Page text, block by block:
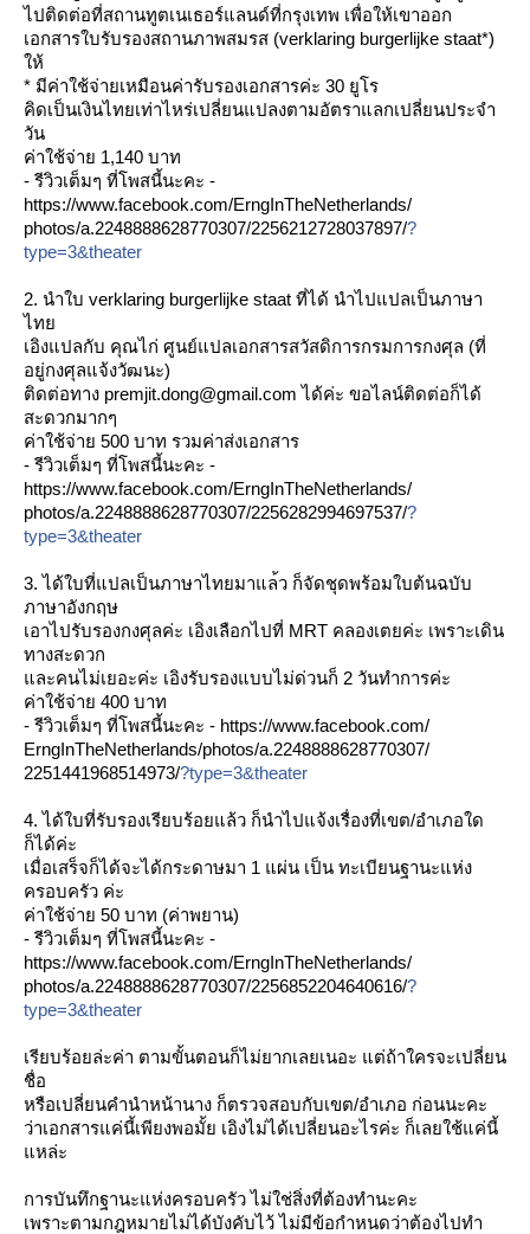
ไปติดต่อที่สถานทูตเนเธอร์ลนด์ที่กรุงเทพ เพื่อให้เขาออก
เอกสารใบรับรองสถานภาพสมรส (verklaring burgerlijke staat*)
ห้
* มีค่าใช้จ่ายเหมือนค่ารับรองเอกสารค่ะ 30 ยูโร
คิดเป็นเงินไทยเท่าไหร่เปลี่ยนแปลงตามอัตราแลกเปลี่ยนประจำ
วัน
ค่าใช้จ่าย 1,140 บาท
- รีวิวเต็มๆ ที่โพสนี้นะคะ -
https://www.facebook.com/ErngInTheNetherlands/
photos/a.2248888628770307/2256212728037897/?
type=3&theater
2. นำใบ verklaring burgerlijke staat ที่ได้ นำไปแปลเป็นภาษา
ไท
เอิงแปลกับ คุณไก่ ศูนย์แปลเอกสารสวัสดิการกรมการกงศุล (ที่
อยู่กงศุลแจ้งวัฒนะ)
ติดต่อทาง premjit.dong@gmail.com ได้ค่ะ ขอไลน์ติดต่อก็ได้
สะดวกมากๆ
ค่าใช้จ่าย 500 บาท รวมค่าส่งเอกสาร
- รีวิวเต็มๆ ที่โพสนี้นะคะ -
https://www.facebook.com/ErngInTheNetherlands/
photos/a.2248888628770307/2256282994697537/?
type=3&theater
3. ได้ใบที่แปลเป็นภาษาไทยมาแล้ว ก็จัดชุดพร้อมใบต้นฉบับ
ภาษาอังกฤษ
เอาไปรับรองกงศุลค่ะ เอิงเลือกไปที่ MRT คลองเตยค่ะ เพราะเดิน
ทางสะดวก
ละคนไม่เยอะค่ะ เอิงรับรองแบบไม่ด่วนก็ 2 วันทำการค่ะ
ค่าใช้จ่าย 400 บาท
- รีวิวเต็มๆ ที่โพสนี้นะคะ - https://www.facebook.com/
ErngInTheNetherlands/photos/a.2248888628770307/
2251441968514973/?type=3&theater
4. ได้ใบที่รับรองเรียบร้อยแล้ว ก็นำไปแจ้งเรื่องที่เขต/อำเภอใด
ก็ได้ค่ะ
เมื่อเสร็จก็ได้จะได้กระดาษมา 1 แผ่น เป็น ทะเบียนฐานะแห่ง
ครอบครัว ค่ะ
ค่าใช้จ่าย 50 บาท (ค่าพยาน)
- รีวิวเต็มๆ ที่โพสนี้นะคะ -
https://www.facebook.com/ErngInTheNetherlands/
photos/a.2248888628770307/2256852204640616/?
type=3&theater
เรียบร้อยล่ะค่า ตามขั้นตอนก็ไม่ยากเลยเนอะ แต่ถ้าใครจะเปลี่ยน
ชื่อ
หรือเปลี่ยนคำนำหน้านาง ก็ตรวจสอบกับเขต/อำเภอ ก่อนนะคะ
ว่าเอกสารแค่นี้เพียงพอมั้ เอิงไม่ได้เปลี่ยนอะไรค่ะ ก็เลยใช้แค่นี้
หล่ะ
การบันทึกฐานะแห่งครอบครัว ไม่ใช่สิ่งที่ต้องทำนะคะ
เพราะตามกฎหมายไม่ได้บังคับไว้ ไม่มีข้อกำหนดว่าต้องไปทำ